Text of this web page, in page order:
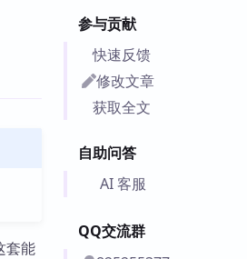
实践示例
参与贡献
快速反馈
修改文章
获取全文
自助问答
AI 客服
QQ交流群
套能